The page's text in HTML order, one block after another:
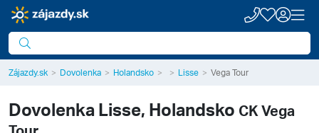
Zájazdy.sk Dovolenka Holandsko Lisse Vega Tour
Dovolenka Lisse, Holandsko CK Vega